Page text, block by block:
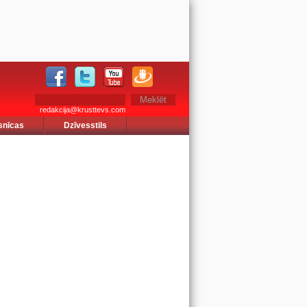
redakcija@krusttevs.com
Dzīvesstils